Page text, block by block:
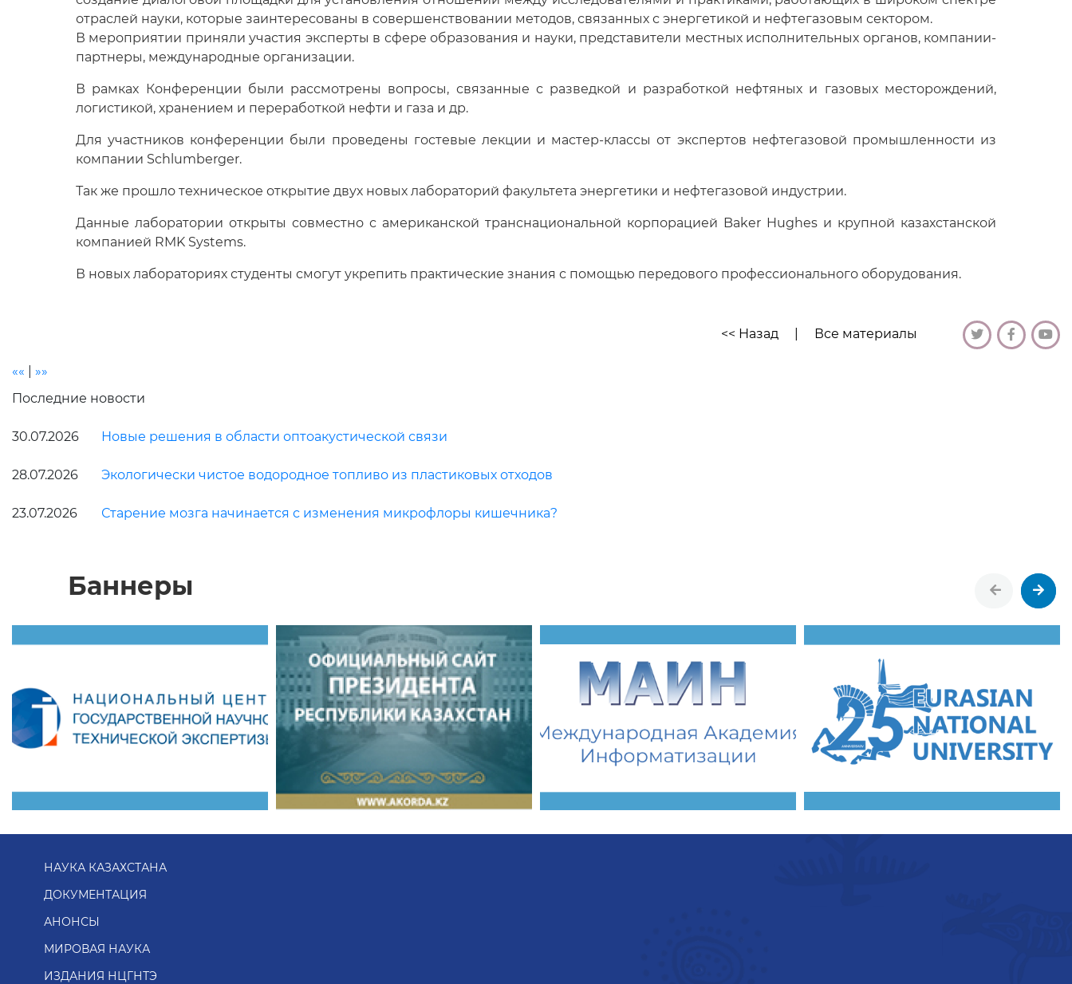
отраслей науки, которые заинтересованы в совершенствовании методов, связанных с энергетикой и нефтегазовым сектором.
В мероприятии приняли участия эксперты в сфере образования и науки, представители местных исполнительных органов, компании-
партнеры, международные организации.
В рамках Конференции были рассмотрены вопросы, связанные с разведкой и разработкой нефтяных и газовых месторождений,
логистикой, хранением и переработкой нефти и газа и др.
Для участников конференции были проведены гостевые лекции и мастер-классы от экспертов нефтегазовой промышленности из
компании Schlumberger.
Так же прошло техническое открытие двух новых лабораторий факультета энергетики и нефтегазовой индустрии.
Данные лаборатории открыты совместно с американской транснациональной корпорацией Baker Hughes и крупной казахстанской
компанией RMK Systems.
В новых лабораториях студенты смогут укрепить практические знания с помощью передового профессионального оборудования.
<< Назад Все материалы
««
»»
Последние новости
30.07.2026 Новые решения в области оптоакустической связи
28.07.2026 Экологически чистое водородное топливо из пластиковых отходов
23.07.2026 Старение мозга начинается с изменения микрофлоры кишечника?
Баннеры
НАУКА КАЗАХСТАНА
ДОКУМЕНТАЦИЯ
АНОНСЫ
МИРОВАЯ НАУКА
ИЗДАНИЯ НЦГНТЭ